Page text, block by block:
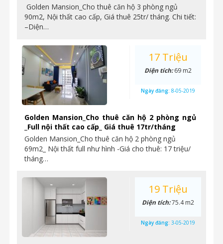
Golden Mansion_Cho thuê căn hộ 3 phòng ngủ
90m2, Nội thất cao cấp, Giá thuê 25tr/ tháng. Chi tiết:
–Diện…
Golden Mansion_Cho thuê căn hộ 2 phòng ngủ
_Full nội thất cao cấp_ Giá thuê 17tr/tháng
Golden Mansion_Cho thuê căn hộ 2 phòng ngủ
69m2_ Nội thất full như hình -Giá cho thuê: 17 triệu/
tháng…
17 Triệu
Diện tích:69 m2
Ngày đăng: 8-05-2019
19 Triệu
Diện tích:75.4 m2
Ngày đăng: 3-05-2019